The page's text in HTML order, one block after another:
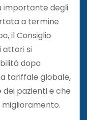
importante degli
a termine
il Consiglio
attori si
dopo
tariffale globale,
dei pazienti e che